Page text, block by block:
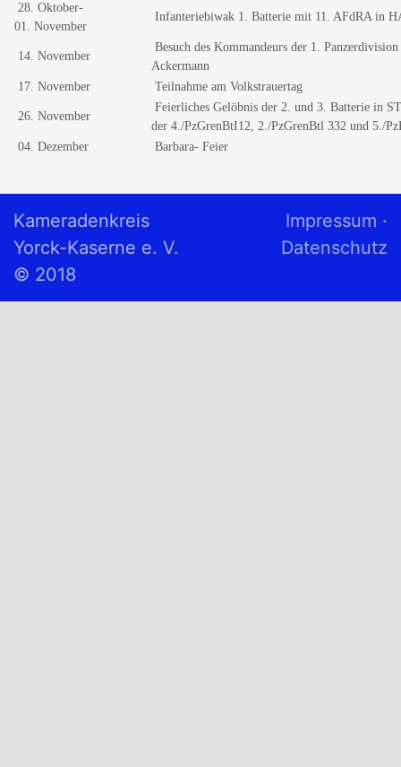
28. Oktober-
01. November
Infanteriebiwak 1. Batterie mit 11. AFdRA in
14. November
Besuch des Kommandeurs der 1.
Ackermann
17. November
Teilnahme am Volkstrauertag
26. November
Feierliches Gelöbnis der 2. und 3. Batterie in
der 4./PzGrenBtI12, 2./PzGrenBtl 332 und 5./
04. Dezember
Barbara- Feier
Kameradenkreis
Yorck-Kaserne e. V.
© 2018
Impressum ·
Datenschutz